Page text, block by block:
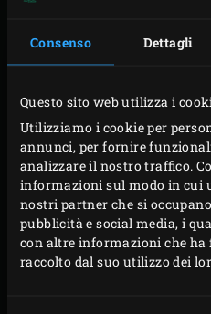
Consenso Dettagli
Questo sito web utilizza i
Utilizziamo i cookie per
annunci, per fornire
analizzare il nostro traffico.
informazioni sul modo in cui
nostri partner che si
pubblicità e social media, i
con altre informazioni che
raccolto dal suo utilizzo dei
Accendete il carbone
spessore.
Tagliate la cicoria e il
tagliate le carote e la
Tagliate la zucchina in
di spessore di 0,5 cm.
choi, poichè griglierete
Posizionate la cicoria, il